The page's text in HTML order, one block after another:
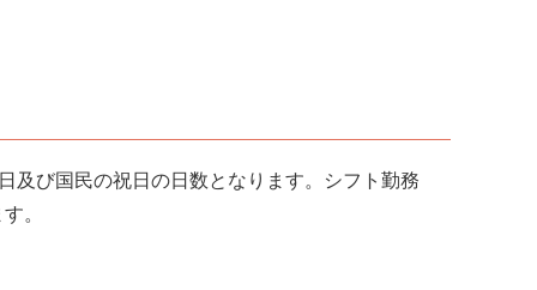
及び国民の祝日の日数となります。シフト勤務
。